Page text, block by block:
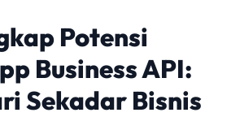
Potensi
Business API:
Sekadar Bisnis